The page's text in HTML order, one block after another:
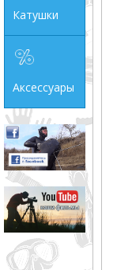
Катушки
Аксессуары